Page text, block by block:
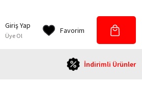
Giriş Yap
Üye Ol
Favorim
İndirimli Ürünler